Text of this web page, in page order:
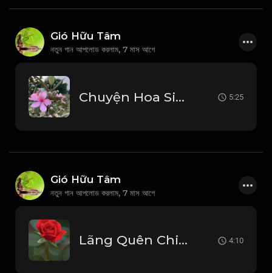
Gió Hữu Tâm
নতুন গান আপলোড করলাম, 7 মাস আগে
Chuyện Hoa Sim - Đan Nguyên_1768202360495 5:25
Gió Hữu Tâm
নতুন গান আপলোড করলাম, 7 মাস আগে
Lãng Quên Chiều Thu (Tui Hát) 周華健_1767946641396 4:10